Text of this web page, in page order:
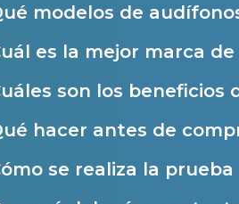
modelos de
es la mejor marca
son los beneficios
hacer antes de
se realiza la
de audífonos
a domicilio
para audífonos
y subvenciones
hasta 200€*